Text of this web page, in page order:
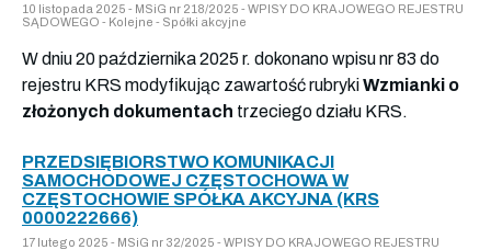
10 listopada 2025 - MSiG nr 218/2025 - WPISY DO KRAJOWEGO REJESTRU
SĄDOWEGO - Kolejne - Spółki akcyjne
W dniu 20 października 2025 r. dokonano wpisu nr 83 do
rejestru KRS modyfikując zawartość rubrykiWzmianki o
złożonych dokumentach trzeciego działu KRS.
PRZEDSIĘBIORSTWO KOMUNIKACJI
SAMOCHODOWEJ CZĘSTOCHOWA W
CZĘSTOCHOWIE SPÓŁKA AKCYJNA (KRS
0000222666)
17 lutego 2025 - MSiG nr 32/2025 - WPISY DO KRAJOWEGO REJESTRU